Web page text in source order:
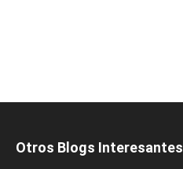
Otros Blogs Interesantes